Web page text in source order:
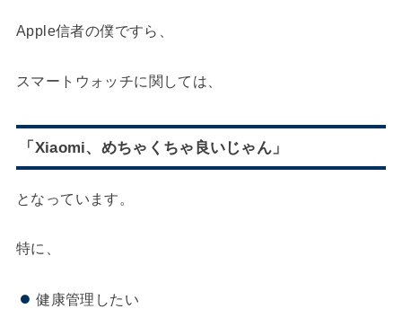
Apple信者の僕ですら、
スマートウォッチに関しては、
「Xiaomi、めちゃくちゃ良いじゃん」
となっています。
特に、
健康管理したい